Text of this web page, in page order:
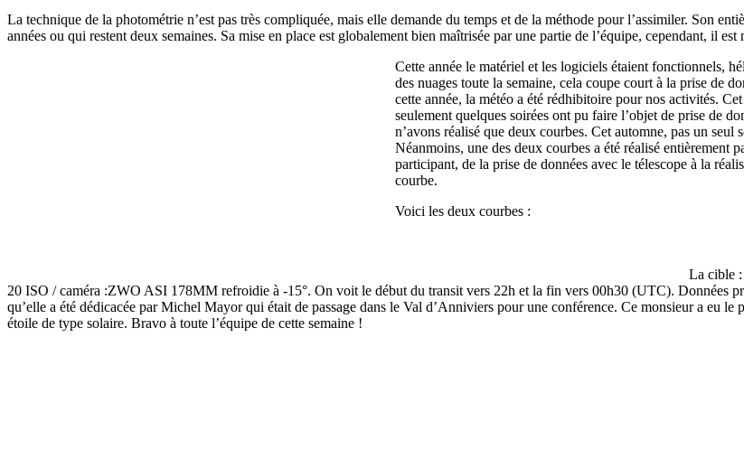
La technique de la photométrie n’est pas très compliquée, mais elle demande du temps et de la méthode pour l’assimiler. Son
années ou qui restent deux semaines. Sa mise en place est globalement bien maîtrisée par une partie de l’équipe, cependant, il est
Cette année le matériel et les logiciels étaient fonctionnels,
des nuages toute la semaine, cela coupe court à la prise de
cette année, la météo a été rédhibitoire pour nos activités. Cet
seulement quelques soirées ont pu faire l’objet de prise de
n’avons réalisé que deux courbes. Cet automne, pas un
Néanmoins, une des deux courbes a été réalisé entièrement
participant, de la prise de données avec le télescope à la
courbe.
Voici les deux courbes :
La cible
20 ISO / caméra :ZWO ASI 178MM refroidie à -15°. On voit le début du transit vers 22h et la fin vers 00h30 (UTC). Données
qu’elle a été dédicacée par Michel Mayor qui était de passage dans le Val d’Anniviers pour une conférence. Ce monsieur a eu
étoile de type solaire. Bravo à toute l’équipe de cette semaine !